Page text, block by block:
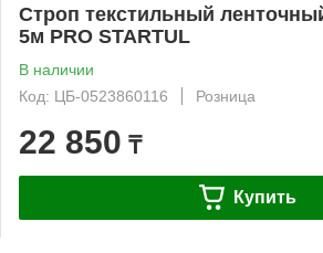
Строп текстильный
5м PRO STARTUL
В наличии
Код: ЦБ-0523860116
Розница
22 850 ₸
Купить